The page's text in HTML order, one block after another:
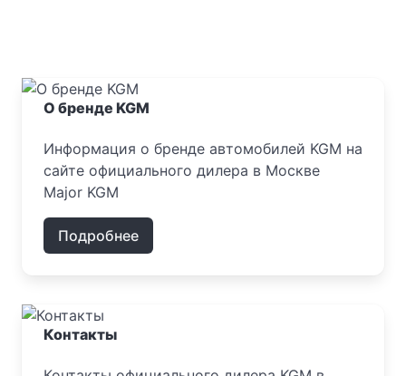
О бренде KGM
Информация о бренде автомобилей KGM на
сайте официального дилера в Москве
Major KGM
Подробнее
Контакты